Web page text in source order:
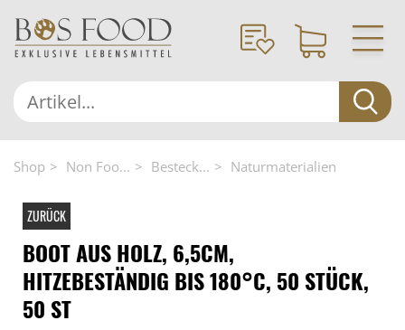
Shop Non Foo... Besteck... Naturmaterialien
ZURÜCK
BOOT AUS HOLZ, 6,5CM,
HITZEBESTÄNDIG BIS 180°C, 50 STÜCK,
50 ST